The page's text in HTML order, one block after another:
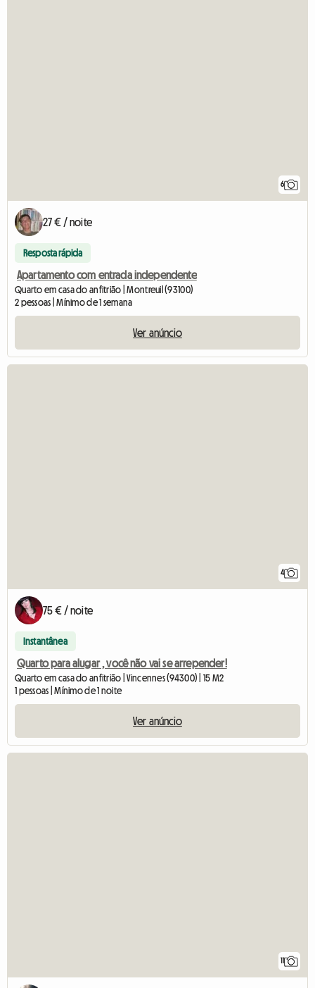
6
27 € / noite
Resposta rápida
Apartamento com entrada independente
Quarto em casa do anfitrião | Montreuil (93100)
2 pessoas | Mínimo de 1 semana
Ver anúncio
4
75 € / noite
Instantânea
Quarto para alugar , você não vai se arrepender!
Quarto em casa do anfitrião | Vincennes (94300) | 15 M2
1 pessoas | Mínimo de 1 noite
Ver anúncio
11